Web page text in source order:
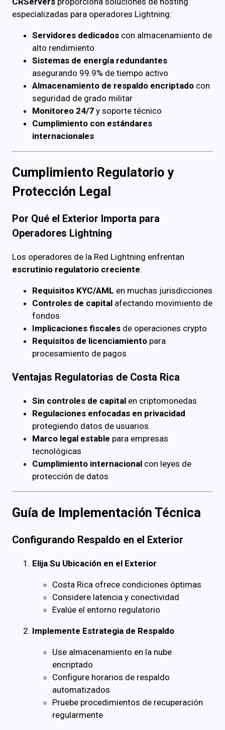
especializadas para operadores Lightning:
Servidores dedicados con almacenamiento de
alto rendimiento
Sistemas de energía redundantes
asegurando 99.9% de tiempo activo
Almacenamiento de respaldo encriptado con
seguridad de grado militar
Monitoreo 24/7 y soporte técnico
Cumplimiento con estándares
internacionales
Cumplimiento Regulatorio y
Protección Legal
Por Qué el Exterior Importa para
Operadores Lightning
Los operadores de la Red Lightning enfrentan
escrutinio regulatorio creciente:
Requisitos KYC/AML en muchas jurisdicciones
Controles de capital afectando movimiento de
fondos
Implicaciones fiscales de operaciones crypto
Requisitos de licenciamiento para
procesamiento de pagos
Ventajas Regulatorias de Costa Rica
Sin controles de capital en criptomonedas
Regulaciones enfocadas en privacidad
protegiendo datos de usuarios
Marco legal estable para empresas
tecnológicas
Cumplimiento internacional con leyes de
protección de datos
Guía de Implementación Técnica
Configurando Respaldo en el Exterior
Elija Su Ubicación en el Exterior
Costa Rica ofrece condiciones óptimas
Considere latencia y conectividad
Evalúe el entorno regulatorio
Implemente Estrategia de Respaldo
Use almacenamiento en la nube
encriptado
Configure horarios de respaldo
automatizados
Pruebe procedimientos de recuperación
regularmente